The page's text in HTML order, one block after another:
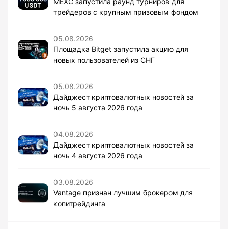
трейдеров с крупным призовым фондом
05.08.2026
Площадка Bitget запустила акцию для
новых пользователей из СНГ
05.08.2026
Дайджест криптовалютных новостей за
ночь 5 августа 2026 года
04.08.2026
Дайджест криптовалютных новостей за
ночь 4 августа 2026 года
03.08.2026
Vantage признан лучшим брокером для
копитрейдинга